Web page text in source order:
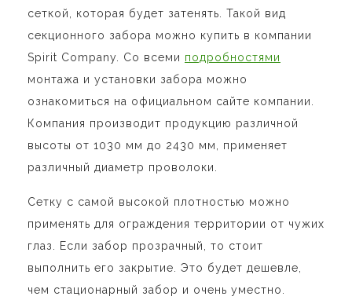
сеткой, которая будет затенять. Такой вид
секционного забора можно купить в компании
Spirit Company. Со всеми подробностями
монтажа и установки забора можно
ознакомиться на официальном сайте компании.
Компания производит продукцию различной
высоты от 1030 мм до 2430 мм, применяет
различный диаметр проволоки.
Сетку с самой высокой плотностью можно
применять для ограждения территории от чужих
глаз. Если забор прозрачный, то стоит
выполнить его закрытие. Это будет дешевле,
чем стационарный забор и очень уместно.